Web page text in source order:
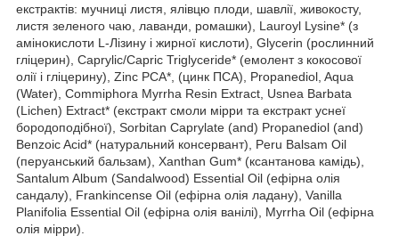
екстрактів: мучниці листя, ялівцю плоди, шавлії, живокосту,
листя зеленого чаю, лаванди, ромашки), Lauroyl Lysine* (з
амінокислоти L-Лізину і жирної кислоти), Glycerin (рослинний
гліцерин), Caprylic/Capric Triglyceride* (емолент з кокосової
олії і гліцерину), Zinc PCA*, (цинк ПСА), Propanediol, Aqua
(Water), Commiphora Myrrha Resin Extract, Usnea Barbata
(Lichen) Extract* (екстракт смоли мірри та екстракт уснеї
бородоподібної), Sorbitan Caprylate (and) Propanediol (and)
Benzoic Acid* (натуральний консервант), Peru Balsam Oil
(перуанський бальзам), Xanthan Gum* (ксантанова камідь),
Santalum Album (Sandalwood) Essential Oil (ефірна олія
сандалу), Frankincense Oil (ефірна олія ладану), Vanilla
Planifolia Essential Oil (ефірна олія ванілі), Myrrha Oil (ефірна
олія мірри).